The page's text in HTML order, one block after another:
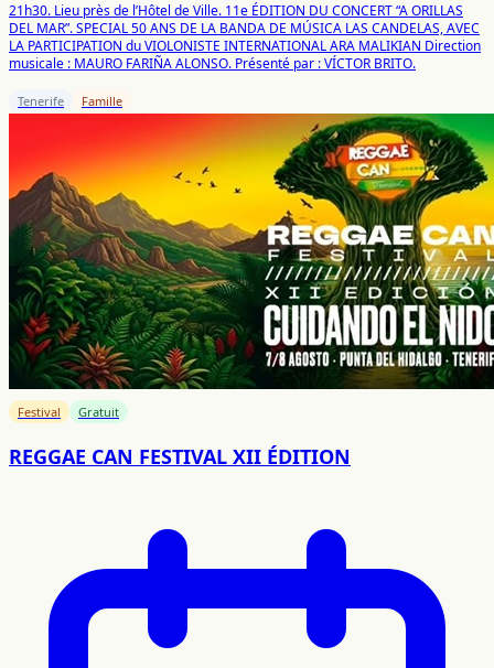
21h30. Lieu près de l’Hôtel de Ville. 11e ÉDITION DU CONCERT “A ORILLAS
DEL MAR”.SPECIAL 50 ANS DE LA BANDA DE MÚSICA LAS CANDELAS, AVEC
LA PARTICIPATION du VIOLONISTE INTERNATIONAL ARA MALIKIAN Direction
musicale : MAURO FARIÑA ALONSO. Présenté par : VÍCTOR BRITO.
Tenerife Famille
Festival Gratuit
REGGAE CAN FESTIVAL XII ÉDITION